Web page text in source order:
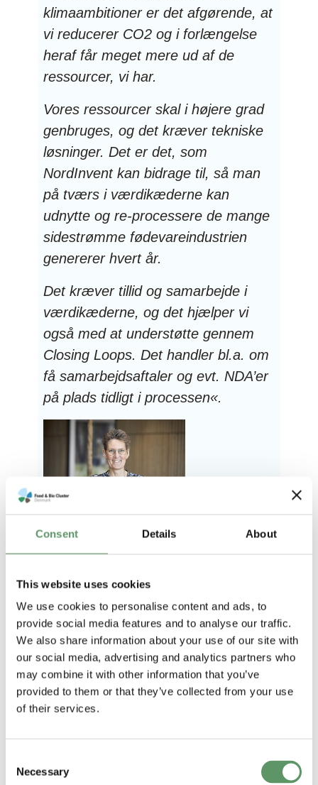
Consent Details About
This website uses cookies
We use cookies to personalise content and ads, to
provide social media features and to analyse our traffic.
We also share information about your use of our site with
our social media, advertising and analytics partners who
may combine it with other information that you’ve
provided to them or that they’ve collected from your use
of their services.
Selection
Necessary
klimaambitioner er det afgørende, at
vi reducerer CO2 og i forlængelse
heraf får meget mere ud af de
ressourcer, vi har.
Vores ressourcer skal i højere grad
genbruges, og det kræver tekniske
løsninger. Det er det, som
NordInvent kan bidrage til, så man
på tværs i værdikæderne kan
udnytte og re-processere de mange
sidestrømme fødevareindustrien
genererer hvert år.
Det kræver tillid og samarbejde i
værdikæderne, og det hjælper vi
også med at understøtte gennem
Closing Loops. Det handler bl.a. om
få samarbejdsaftaler og evt. NDA’er
på plads tidligt i processen«.
- Conny Hanghøj, Senior Innovation
Manager i Food & Bio Cluster
Denmark og KAM for NordInvent
gennem Closing Loops.
Ud over samarbejdet med NordInvent
gennem Closing Loops deltager
virksomheden også i flere af klyngens
netværksgrupperbl.a. om sidestrømme og
grønne proteiner. Netværksgrupperne